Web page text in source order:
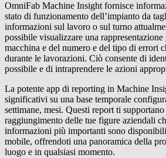
OmniFab Machine Insight fornisce
stato di funzionamento dell’impianto da
informazioni sul lavoro o sul turno
possibile visualizzare una
macchina e del numero e del tipo di errori
durante le lavorazioni. Ciò consente di
possibile e di intraprendere le azioni
La potente app di reporting in Machine
significativi su una base temporale
settimane, mesi. Questi report ti
raggiungimento delle tue figure aziendali
informazioni più importanti sono
mobile, offrendoti una panoramica della
luogo e in qualsiasi momento.